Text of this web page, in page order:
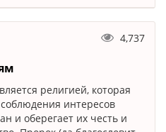
4,737
религией, которая
интересов
и оберегает их честь и